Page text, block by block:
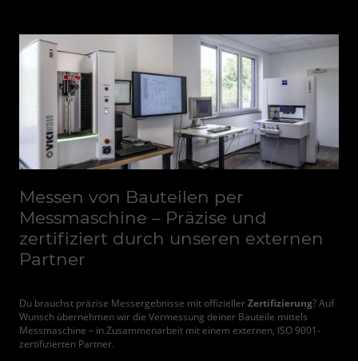
Messen von Bauteilen per
Messmaschine – Präzise und
zertifiziert durch unseren externen
Partner
Du brauchst präzise Messergebnisse mit offiziellerZertifizierung? Auf
Wunsch übernehmen wir die Vermessung deiner Bauteile mittels
Messmaschine – in Zusammenarbeit mit einem externen, ISO 9001-
zertifizierten Partner.